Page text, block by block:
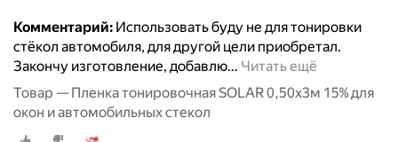
Комментарий: Использовать буду не для тонировки
стёкол автомобиля, для другой цели приобретал.
Закончу изготовление, добавлю… Читать ещё
Товар — Пленка тонировочная SOLAR 0,50х3м 15% для
окон и автомобильных стекол